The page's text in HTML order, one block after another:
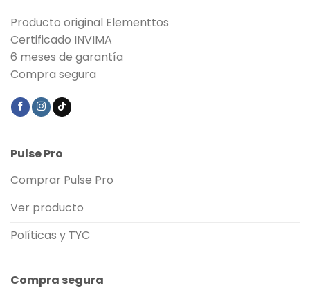
Producto original Elementtos
Certificado INVIMA
6 meses de garantía
Compra segura
Pulse Pro
Comprar Pulse Pro
Ver producto
Políticas y TYC
Compra segura